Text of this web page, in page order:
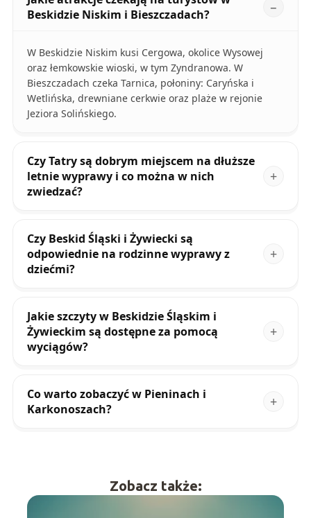
Beskidzie Niskim i Bieszczadach?
W Beskidzie Niskim kusi Cergowa, okolice Wysowej
oraz łemkowskie wioski, w tym Zyndranowa. W
Bieszczadach czeka Tarnica, połoniny: Caryńska i
Wetlińska, drewniane cerkwie oraz plaże w rejonie
Jeziora Solińskiego.
Czy Tatry są dobrym miejscem na dłuższe
letnie wyprawy i co można w nich
zwiedzać?
Czy Beskid Śląski i Żywiecki są
odpowiednie na rodzinne wyprawy z
dziećmi?
Jakie szczyty w Beskidzie Śląskim i
Żywieckim są dostępne za pomocą
wyciągów?
Co warto zobaczyć w Pieninach i
Karkonoszach?
Zobacz także: